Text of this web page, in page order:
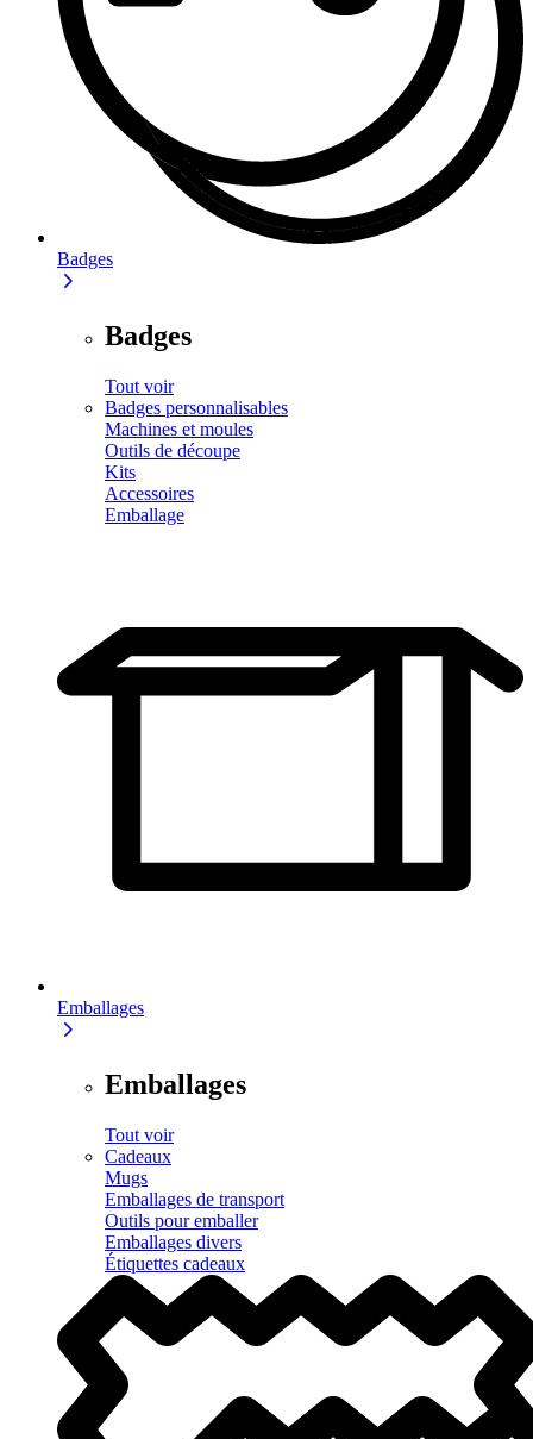
Badges
Badges
Tout voir
Badges personnalisables
Machines et moules
Outils de découpe
Kits
Accessoires
Emballage
Emballages
Emballages
Tout voir
Cadeaux
Mugs
Emballages de transport
Outils pour emballer
Emballages divers
Étiquettes cadeaux